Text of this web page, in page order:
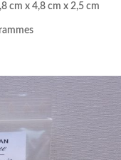
cm x 4,8 cm x 2,5 cm